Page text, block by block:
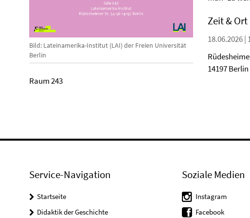
Bild: Lateinamerika-Institut (LAI) der Freien Universität
Berlin
Zeit & Ort
18.06.2026 |
14197 Berlin
Raum 243
Service-Navigation
Startseite
Didaktik der Geschichte
Soziale Medien
Instagram
Facebook